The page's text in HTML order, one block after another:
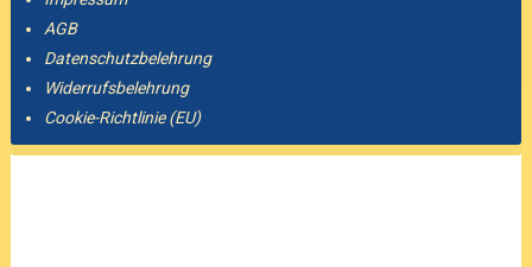
AGB
Datenschutzbelehrung
Widerrufsbelehrung
Cookie-Richtlinie (EU)